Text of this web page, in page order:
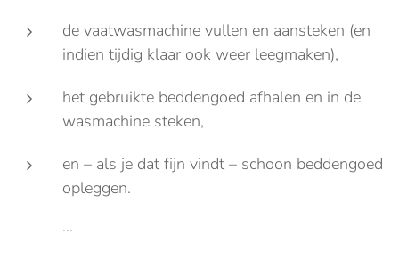
de vaatwasmachine vullen en aansteken (en
indien tijdig klaar ook weer leegmaken),
het gebruikte beddengoed afhalen en in de
wasmachine steken,
en – als je dat fijn vindt – schoon beddengoed
opleggen.
…